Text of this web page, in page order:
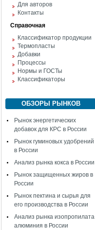
Для авторов
Контакты
Справочная
Классификатор продукции
Термопласты
Добавки
Процессы
Нормы и ГОСТы
Классификаторы
ОБЗОРЫ РЫНКОВ
Рынок энергетических
добавок для КРС в России
Рынок гуминовых удобрений
в России
Анализ рынка кокса в России
Рынок защищенных жиров в
России
Рынок пектина и сырья для
его производства в России
Анализ рынка изопропилата
алюминия в России